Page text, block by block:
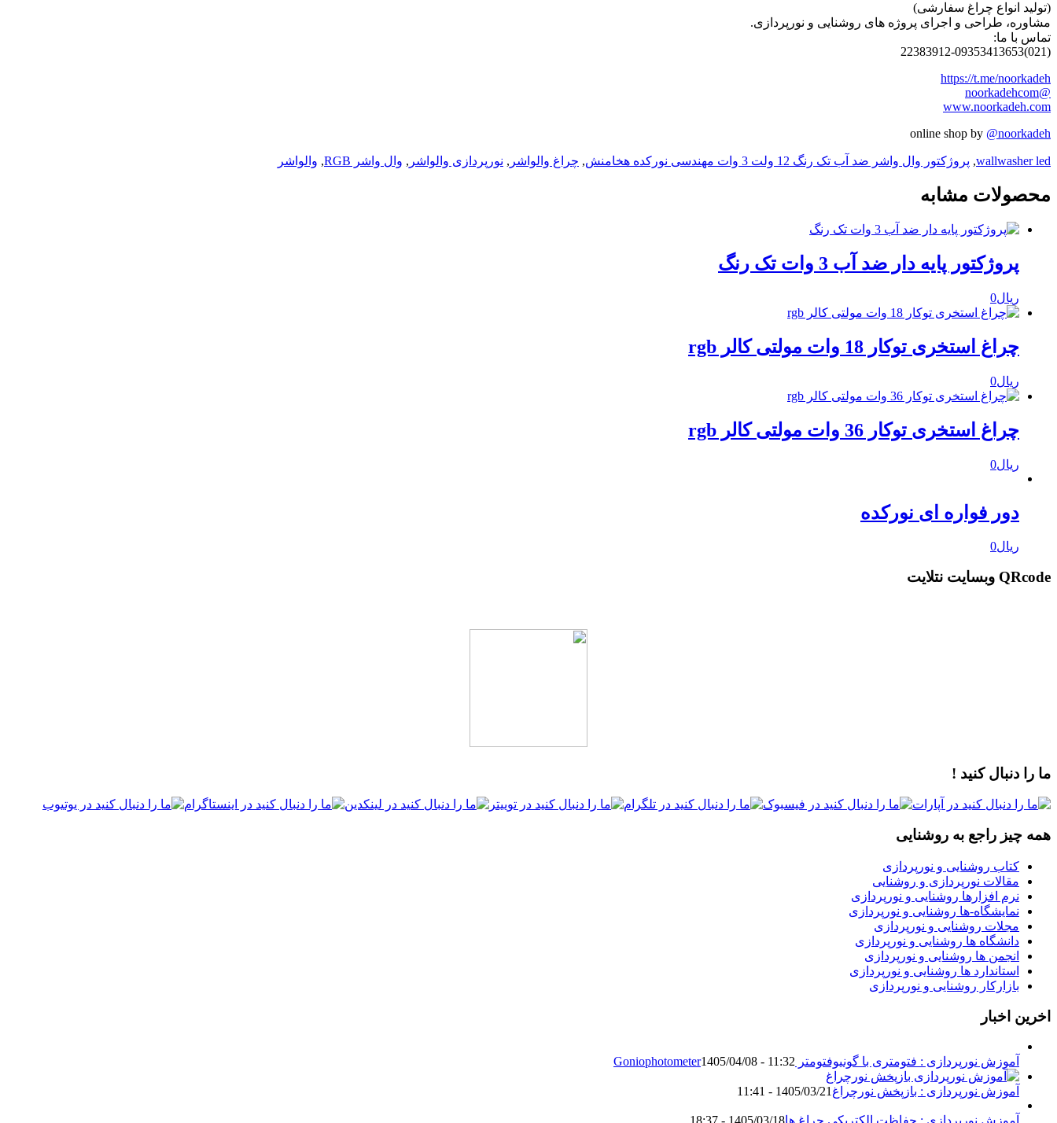
(تولید انواع چراغ سفارشی)
مشاوره، طراحی و اجرای پروژه های روشنایی و نورپردازی.
تماس با ما:
(021)22383912-09353413653
https://t.me/noorkadeh
@noorkadehcom
www.noorkadeh.com
online shop by @noorkadeh
wallwasher led
, پروژکتور وال واشر ضد آب تک رنگ 12 ولت 3 وات مهندسی نورکده هخامنش , چراغ والواشر , نورپردازی والواشر , وال واشر RGB , والواشر
محصولات مشابه
پروژکتور پایه دار ضد آب 3 وات تک رنگ
ریال0
چراغ استخری توکار 18 وات مولتی کالر rgb
ریال0
چراغ استخری توکار 36 وات مولتی کالر rgb
ریال0
دور فواره ای نورکده
ریال0
QRcode وبسایت نتلایت
ما را دنبال کنید !
همه چیز راجع به روشنایی
کتاب روشنایی و نورپردازی
مقالات نورپردازی و روشنایی
نرم افزارها روشنایی و نورپردازی
نمایشگاه-ها روشنایی و نورپردازی
مجلات روشنایی و نورپردازی
دانشگاه ها روشنایی و نورپردازی
انجمن ها روشنایی و نورپردازی
استاندارد ها روشنایی و نورپردازی
بازارکار روشنایی و نورپردازی
اخرین اخبار
آموزش نورپردازی : فتومتری با گونیوفتومتر Goniophotometer 1405/04/08 - 11:32
آموزش نورپردازی : بازپخش نورچراغ 1405/03/21 - 11:41